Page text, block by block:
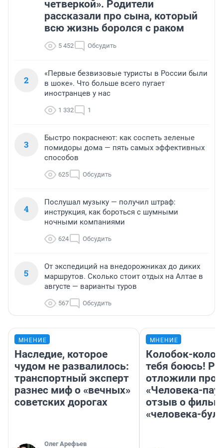
четверкой». Родители
рассказали про сына, который
всю жизнь боролся с раком
5 452 Обсудить
2
«Первые безвизовые туристы в России были
в шоке». Что больше всего пугает
иностранцев у нас
1 332 1
3
Быстро покраснеют: как соспеть зеленые
помидоры дома — пять самых эффективных
способов
625 Обсудить
4
Послушал музыку — получил штраф:
инструкция, как бороться с шумными
ночными компаниями
624 Обсудить
5
От экспедиций на внедорожниках до диких
маршрутов. Сколько стоит отдых на Алтае в
августе — варианты туров
567 Обсудить
МНЕНИЕ
Наследие, которое
чудом не развалилось:
транспортный эксперт
разнес миф о «вечных»
советских дорогах
Олег Арефьев
МНЕНИЕ
Колобок-
тебя боюсь!
отложили
«Человека-
отзыв о
«человека-